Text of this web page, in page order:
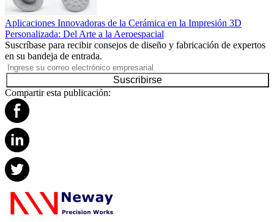
Aplicaciones Innovadoras de la Cerámica en la Impresión 3D
Personalizada: Del Arte a la Aeroespacial
Suscríbase para recibir consejos de diseño y fabricación de expertos
en su bandeja de entrada.
Suscribirse
Compartir esta publicación: